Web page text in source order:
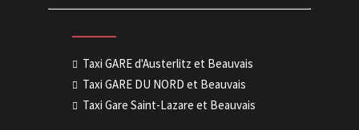
Taxi GARE d'Austerlitz et Beauvais
Taxi GARE DU NORD et Beauvais
Taxi Gare Saint-Lazare et Beauvais